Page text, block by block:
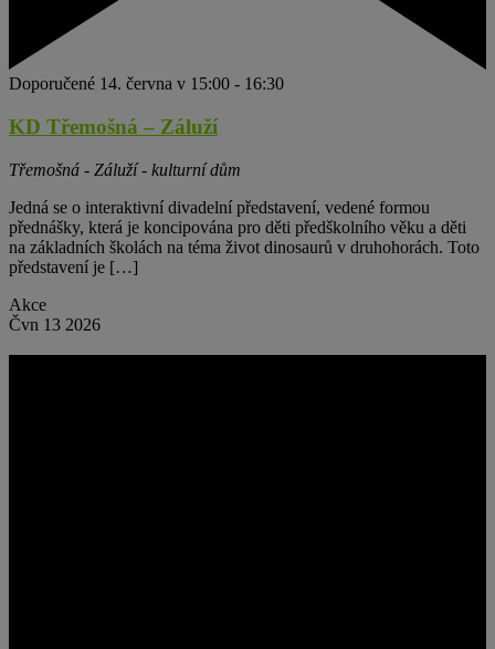
Doporučené 14. června v 15:00 - 16:30
KD Třemošná – Záluží
Třemošná - Záluží - kulturní dům
Jedná se o interaktivní divadelní představení, vedené formou
přednášky, která je koncipována pro děti předškolního věku a děti
na základních školách na téma život dinosaurů v druhohorách. Toto
představení je […]
Akce
Čvn 13 2026